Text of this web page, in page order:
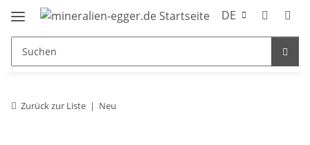
DE
Zurück zur Liste Neu